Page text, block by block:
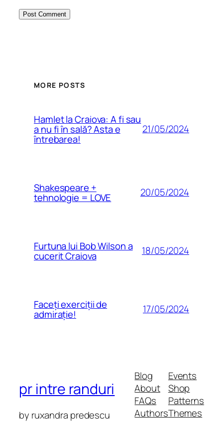
MORE POSTS
Hamlet la Craiova: A fi sau
a nu fi în sală? Asta e
întrebarea!
21/05/2024
Shakespeare +
tehnologie = LOVE 20/05/2024
Furtuna lui Bob Wilson a
cucerit Craiova 18/05/2024
Faceți exerciții de
admirație! 17/05/2024
pr intre randuri
by ruxandra predescu
Blog
About
FAQs
Authors
Events
Shop
Patterns
Themes